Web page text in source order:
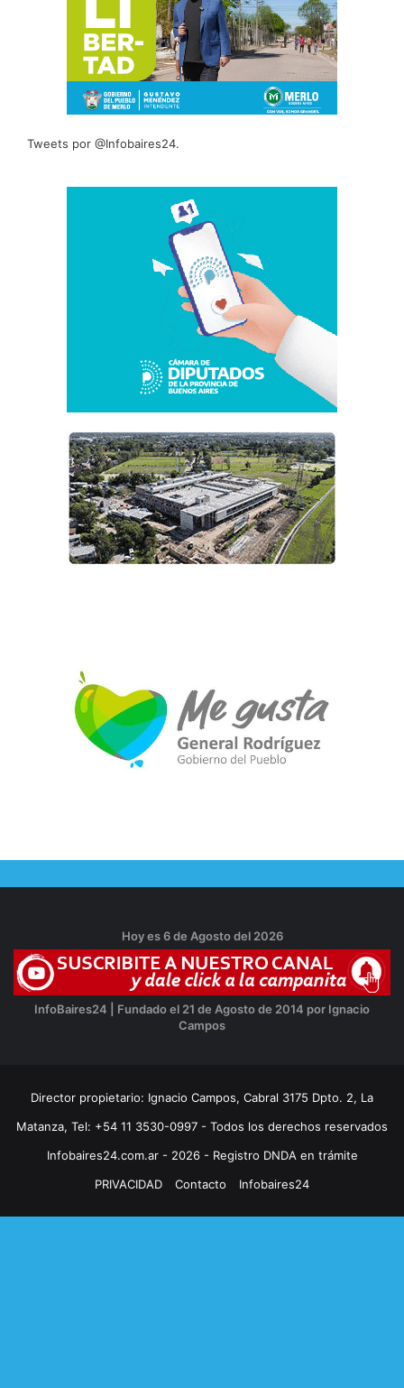
Tweets por @Infobaires24.
Hoy es 6 de Agosto del 2026
InfoBaires24 | Fundado el 21 de Agosto de 2014 por Ignacio
Campos
Director propietario: Ignacio Campos, Cabral 3175 Dpto. 2, La
Matanza, Tel: +54 11 3530-0997 - Todos los derechos reservados
Infobaires24.com.ar - 2026 - Registro DNDA en trámite
PRIVACIDAD
Contacto Infobaires24